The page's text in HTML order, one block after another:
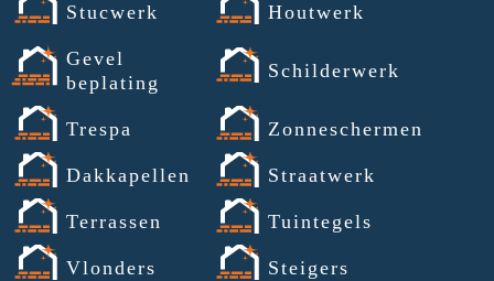
Stucwerk Houtwerk
Gevel
beplating
Schilderwerk
Trespa Zonneschermen
Dakkapellen Straatwerk
Terrassen Tuintegels
Vlonders Steigers